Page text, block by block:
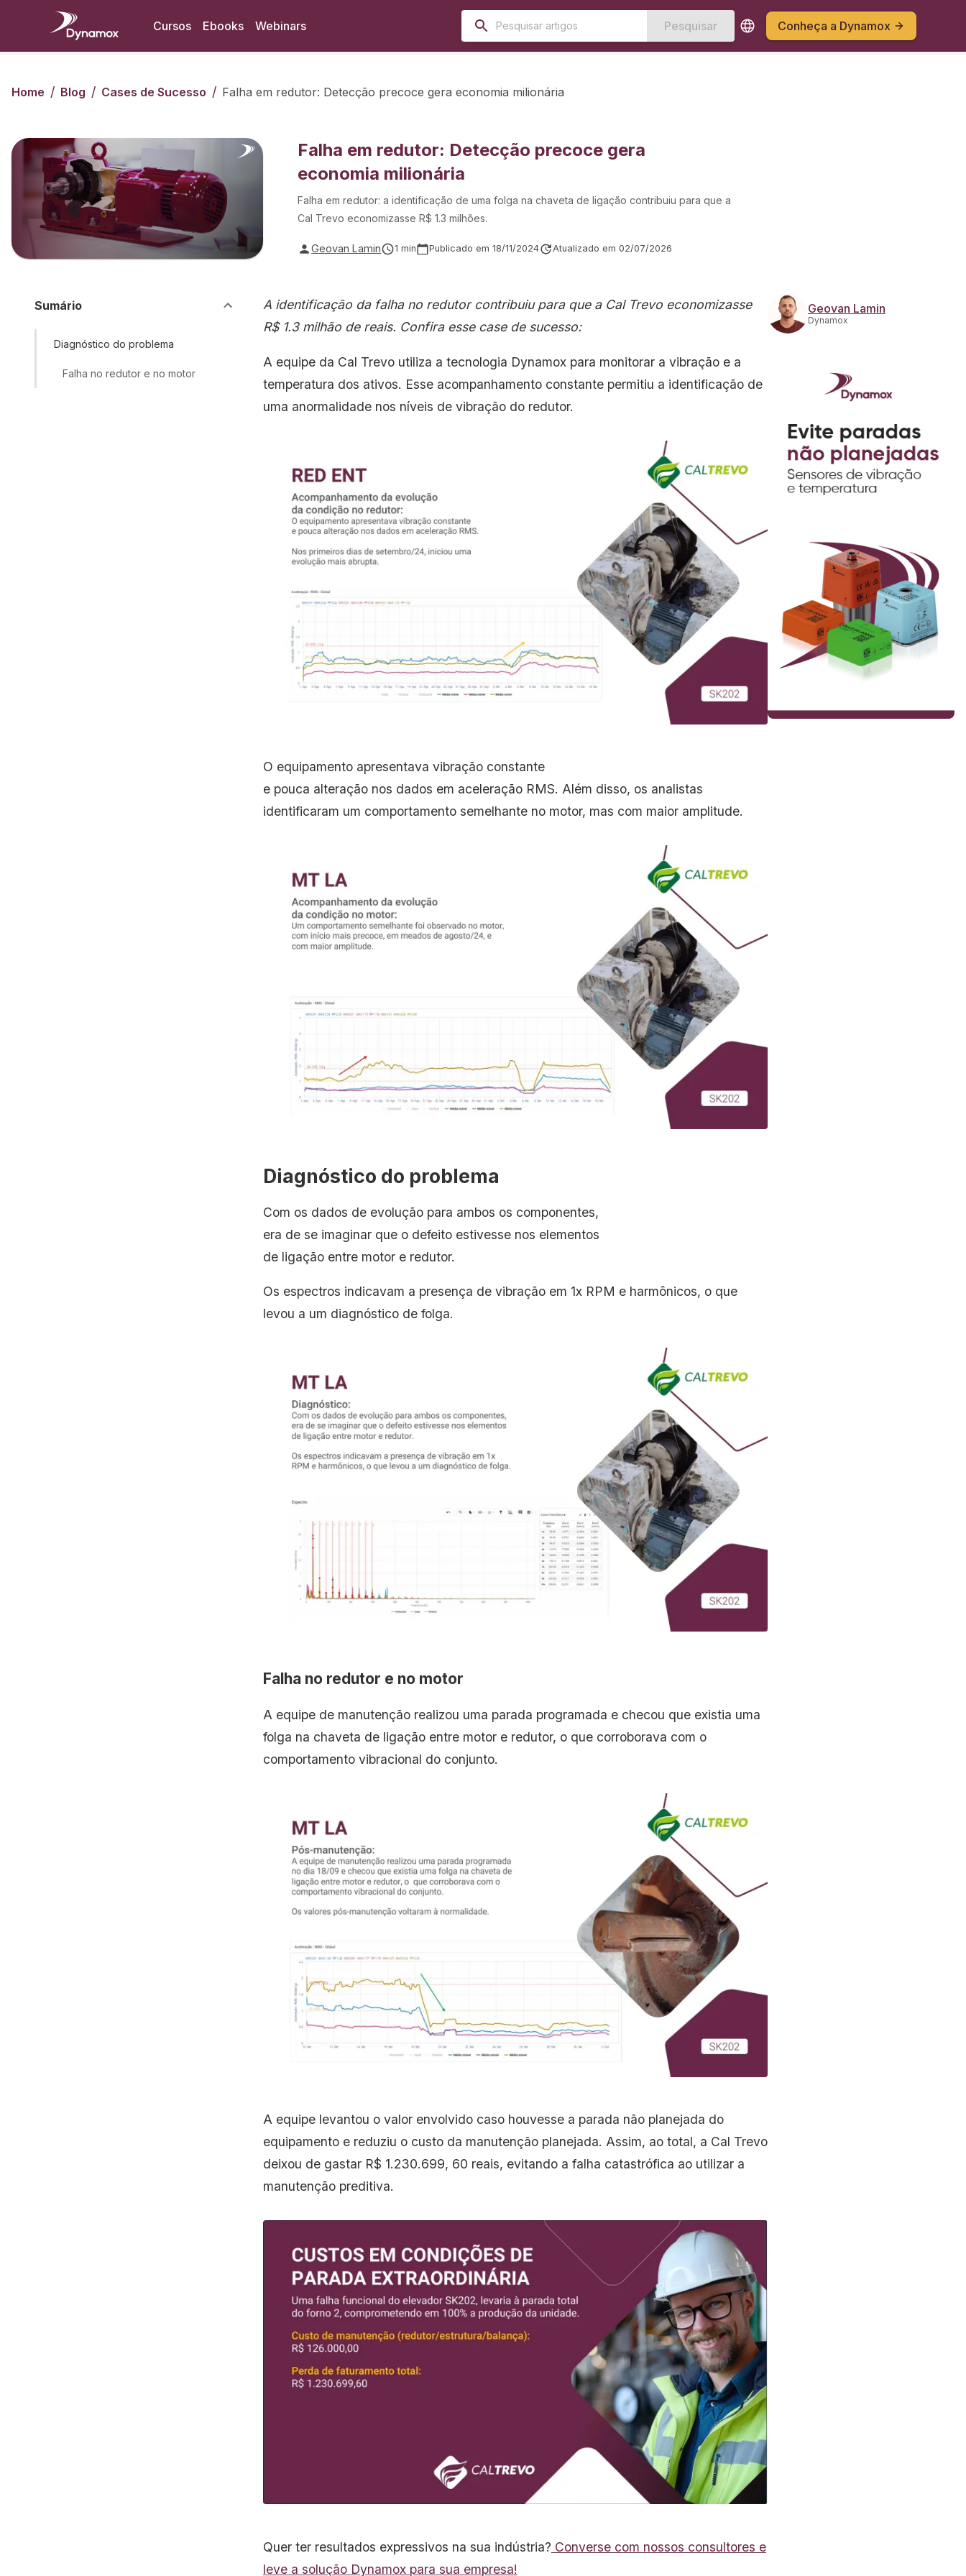
Cursos Ebooks Webinars Pesquisar Conheça a Dynamox
Home / Blog / Cases de Sucesso / Falha em redutor: Detecção precoce gera economia milionária
Falha em redutor: Detecção precoce gera
economia milionária
Falha em redutor: a identificação de uma folga na chaveta de ligação contribuiu para que a
Cal Trevo economizasse R$ 1.3 milhões.
Geovan Lamin 1 min Publicado em 18/11/2024 Atualizado em 02/07/2026
Sumário
Diagnóstico do problema
Falha no redutor e no motor
A identificação da falha no redutor contribuiu para que a Cal Trevo economizasse
R$ 1.3 milhão de reais. Confira esse case de sucesso:
A equipe da Cal Trevo utiliza a tecnologia Dynamox para monitorar a vibração e a
temperatura dos ativos. Esse acompanhamento constante permitiu a identificação de
uma anormalidade nos níveis de vibração do redutor.
O equipamento apresentava vibração constante
e pouca alteração nos dados em aceleração RMS. Além disso, os analistas
identificaram um comportamento semelhante no motor, mas com maior amplitude.
Diagnóstico do problema
Com os dados de evolução para ambos os componentes,
era de se imaginar que o defeito estivesse nos elementos
de ligação entre motor e redutor.
Os espectros indicavam a presença de vibração em 1x RPM e harmônicos, o que
levou a um diagnóstico de folga.
Falha no redutor e no motor
A equipe de manutenção realizou uma parada programada e checou que existia uma
folga na chaveta de ligação entre motor e redutor, o que corroborava com o
comportamento vibracional do conjunto.
A equipe levantou o valor envolvido caso houvesse a parada não planejada do
equipamento e reduziu o custo da manutenção planejada. Assim, ao total, a Cal Trevo
deixou de gastar R$ 1.230.699, 60 reais, evitando a falha catastrófica ao utilizar a
manutenção preditiva.
Quer ter resultados expressivos na sua indústria? Converse com nossos consultores e
leve a solução Dynamox para sua empresa!
Geovan Lamin
Dynamox